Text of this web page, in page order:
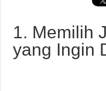
1. Memilih
yang Ingin